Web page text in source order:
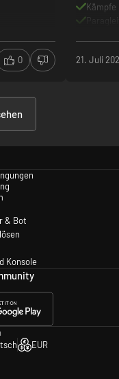
0
Kämpfe
21. Juli
& Bot
Konsole
EUR